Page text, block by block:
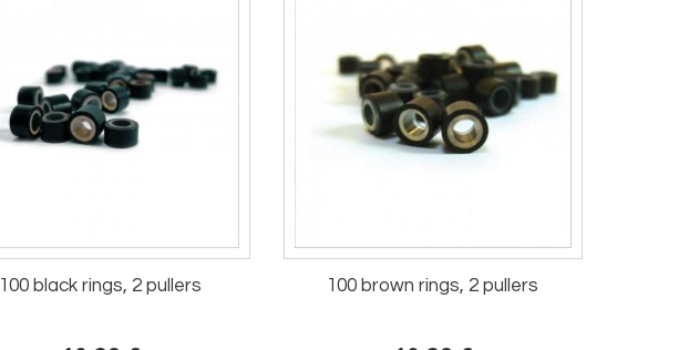
100 black rings, 2 pullers 100 brown rings, 2 pullers